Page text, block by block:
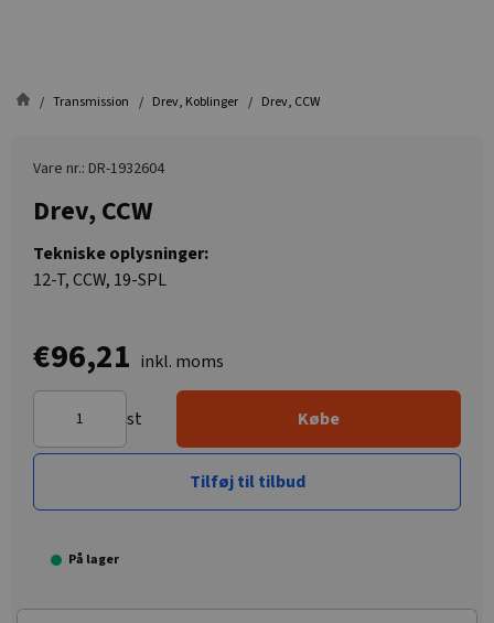
Transmission Drev, Koblinger Drev, CCW
Vare nr.: DR-1932604
Drev, CCW
Tekniske oplysninger:
12-T, CCW, 19-SPL
€96,21 inkl. moms
st Købe
Tilføj til tilbud
På lager